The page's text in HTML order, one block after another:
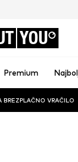
YOU
Premium
BREZPLAČNO VRAČILO